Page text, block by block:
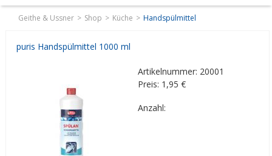
Geithe & Ussner Shop Küche Handspülmittel
puris Handspülmittel 1000 ml
Artikelnummer: 20001
Preis: 1,95 €
Anzahl: